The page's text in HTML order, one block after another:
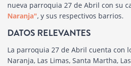
nueva parroquia 27 de Abril con su
Naranja", y sus respectivos barrios.
DATOS RELEVANTES
La parroquia 27 de Abril cuenta con
Naranja, Las Limas, Santa Martha,